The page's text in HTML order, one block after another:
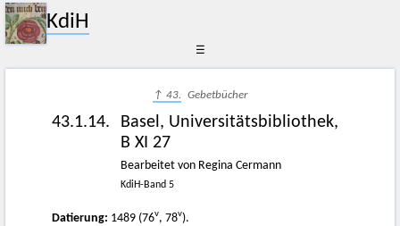
KdiH
☰
↑ 43. Gebetbücher
43.1.14.
Basel, Universitätsbibliothek,
B XI 27
Bearbeitet von Regina Cermann
KdiH-Band 5
Datierung: 1489 (76v, 78v).